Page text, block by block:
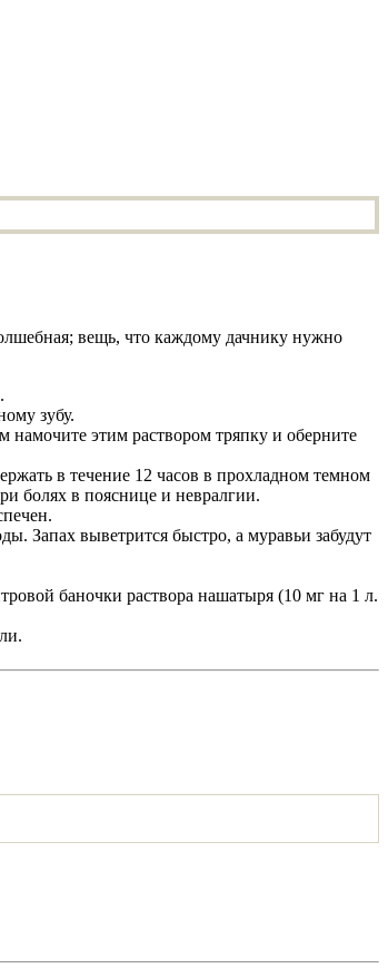
вещь, что каждому дачнику нужно
зубу.
намочите этим раствором тряпку и оберните
в течение 12 часов в прохладном темном
болях в пояснице и невралгии.
Запах выветрится быстро, а муравьи забудут
баночки раствора нашатыря (10 мг на 1 л.